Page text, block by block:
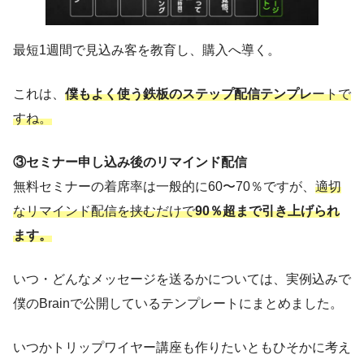
最短1週間で見込み客を教育し、購入へ導く。
これは、 僕もよく使う鉄板のステップ配信テンプレートで
すね。
③セミナー申し込み後のリマインド配信
無料セミナーの着席率は一般的に60〜70％ですが、 適切
なリマインド配信を挟むだけで90％超まで引き上げられ
ます。
いつ・どんなメッセージを送るかについては、実例込みで
僕のBrainで公開しているテンプレートにまとめました。
いつかトリップワイヤー講座も作りたいともひそかに考え